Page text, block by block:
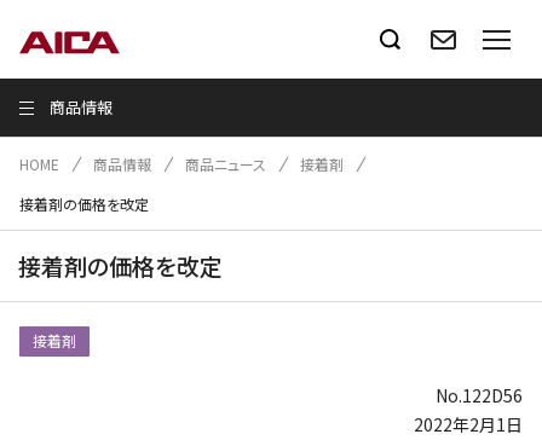
商品情報
HOME 商品情報 商品ニュース
接着剤
接着剤の価格を改定
接着剤の価格を改定
接着剤
No.122D56
2022年2月1日